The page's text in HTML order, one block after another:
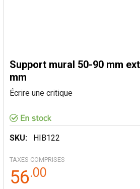
Support mural 50-90 mm
mm
Écrire une critique
SKU: HIB122
TAXES COMPRISES
56.00